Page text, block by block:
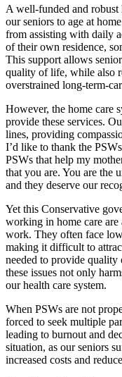
A well-funded and robust
our seniors to age at
from assisting with daily
of their own residence,
This support allows
quality of life, while also
overstrained long-term-
However, the home care
provide these services.
lines, providing
I’d like to thank the
PSWs that help my
that you are. You are the
and they deserve our
Yet this Conservative
working in home care are
work. They often face
making it difficult to
needed to provide quality
these issues not only
our health care system.
When PSWs are not
forced to seek multiple
leading to burnout and
situation, as our seniors
increased costs and